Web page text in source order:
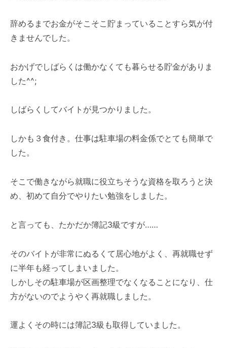
辞めるまでお金がそこそこ貯まっていることすら気が付
きませんでした。
おかげでしばらくは働かなくても暮らせる貯金がありま
した^^;
しばらくしてバイトが見つかりました。
しかも３食付き。仕事は駐車場の料金係でとても簡単で
した。
そこで働きながら就職に役立ちそうな資格を取ろうと決
め、初めて自分でやりたい勉強をしました。
と言っても、たかだか簿記3級ですが……
そのバイトが非常にぬるくて居心地がよく、再就職せず
に半年も経ってしまいました。
しかしその駐車場が区画整理でなくなることになり、仕
方がないのでようやく再就職しました。
運よくその時には簿記3級も取得していました。